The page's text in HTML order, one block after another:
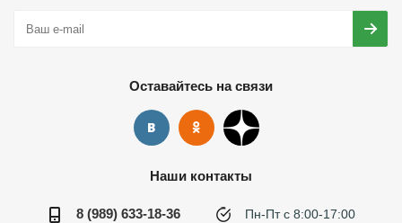
Оставайтесь на связи
Наши контакты
8 (989) 633-18-36 Пн-Пт с 8:00-17:00